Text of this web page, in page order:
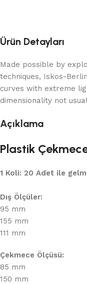
Ürün Detayları
Made possible by
techniques, Iskos-
curves with extreme
dimensionality not
Açıklama
Plastik
1 Koli: 20 Adet ile
Dış Ölçüler:
95 mm
155 mm
111 mm
Çekmece Ölçüsü:
85 mm
150 mm